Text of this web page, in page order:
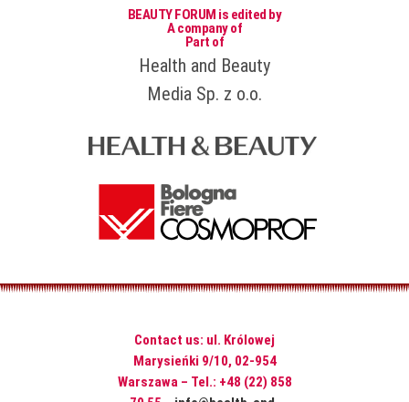
BEAUTY FORUM is edited by
A company of
Part of
Health and Beauty
Media Sp. z o.o.
Contact us: ul. Królowej
Marysieńki 9/10, 02-954
Warszawa – Tel.: +48 (22) 858